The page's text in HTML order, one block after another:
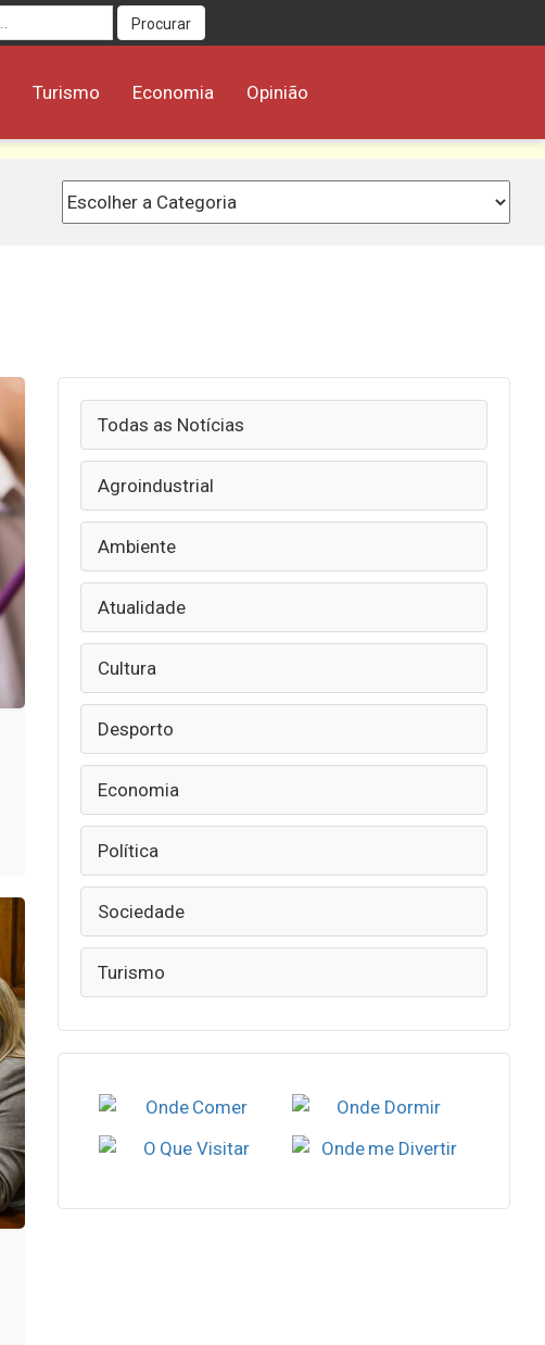
Procurar
Turismo Economia Opinião
Todas as Notícias
Agroindustrial
Ambiente
Atualidade
Cultura
Desporto
Economia
Política
Sociedade
Turismo